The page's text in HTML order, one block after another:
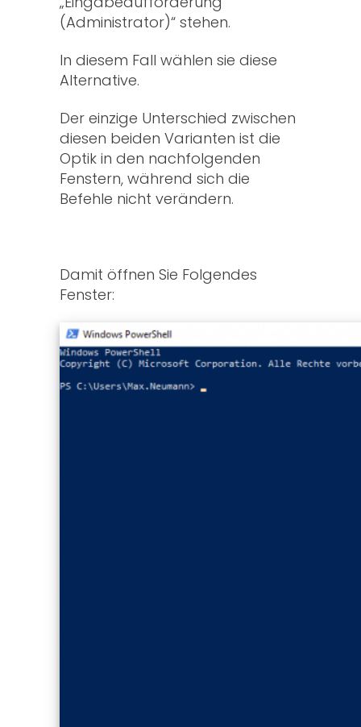
(Administrator)“ stehen.
In diesem Fall wählen sie diese
Alternative.
Der einzige Unterschied zwischen
diesen beiden Varianten ist die
Optik in den nachfolgenden
Fenstern, während sich die
Befehle nicht verändern.
Damit öffnen Sie Folgendes
Fenster: